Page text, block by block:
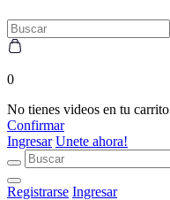
0
No tienes videos en tu carrito
Confirmar
Ingresar Unete ahora!
Registrarse Ingresar